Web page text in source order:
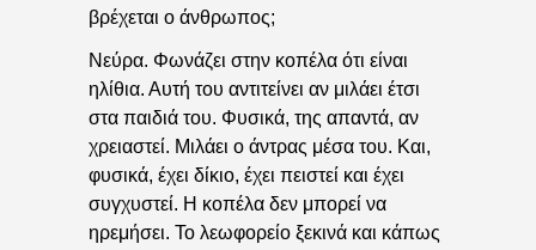
βρέχεται ο άνθρωπος;
Νεύρα. Φωνάζει στην κοπέλα ότι είναι
ηλίθια. Αυτή του αντιτείνει αν μιλάει έτσι
στα παιδιά του. Φυσικά, της απαντά, αν
χρειαστεί. Μιλάει ο άντρας μέσα του. Και,
φυσικά, έχει δίκιο, έχει πειστεί και έχει
συγχυστεί. Η κοπέλα δεν μπορεί να
ηρεμήσει. Το λεωφορείο ξεκινά και κάπως